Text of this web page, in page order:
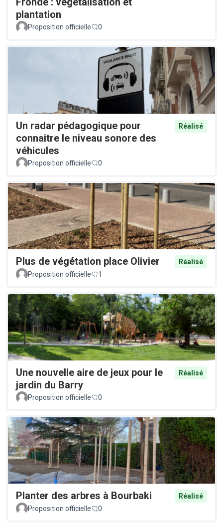
plantation
Proposition officielle 0
Un radar pédagogique pour
connaitre le niveau sonore des
véhicules
Réalisé
Proposition officielle 0
Plus de végétation place Olivier
Réalisé
Proposition officielle
1
Une nouvelle aire de jeux pour le
jardin du Barry
Réalisé
Proposition officielle 0
Planter des arbres à Bourbaki
Réalisé
Proposition officielle
0